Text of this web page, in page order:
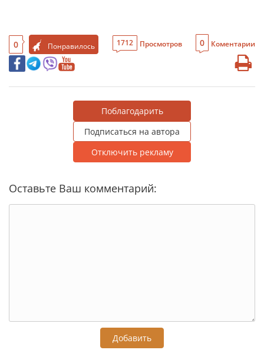
0 Понравилось 1712 Просмотров 0 Коментарии
Поблагодарить
Подписаться на автора
Отключить рекламу
Оставьте Ваш комментарий:
Добавить